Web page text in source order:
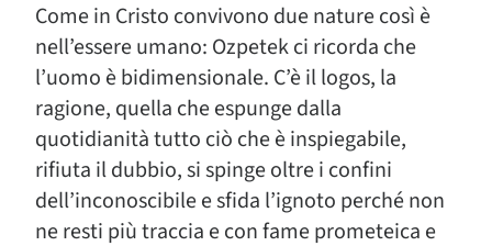
Come in Cristo convivono due nature così è
nell’essere umano: Ozpetek ci ricorda che
l’uomo è bidimensionale. C’è il logos, la
ragione, quella che espunge dalla
quotidianità tutto ciò che è inspiegabile,
rifiuta il dubbio, si spinge oltre i confini
dell’inconoscibile e sfida l’ignoto perché non
ne resti più traccia e con fame prometeica e